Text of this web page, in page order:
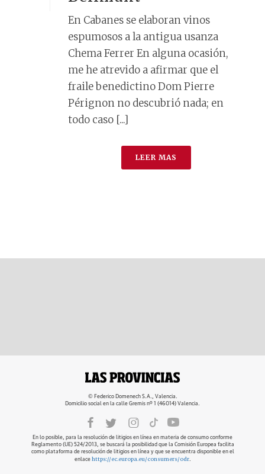
En Cabanes se elaboran vinos
espumosos a la antigua usanza
Chema Ferrer En alguna ocasión,
me he atrevido a afirmar que el
fraile benedictino Dom Pierre
Pérignon no descubrió nada; en
todo caso [...]
LEER MAS
© Federico Domenech S.A., Valencia.
Domicilio social en la calle Gremis nº 1 (46014) Valencia.
En lo posible, para la resolución de litigios en línea en materia de consumo conforme
Reglamento (UE) 524/2013, se buscará la posibilidad que la Comisión Europea facilita
como plataforma de resolución de litigios en línea y que se encuentra disponible en el
enlace https://ec.europa.eu/consumers/odr.